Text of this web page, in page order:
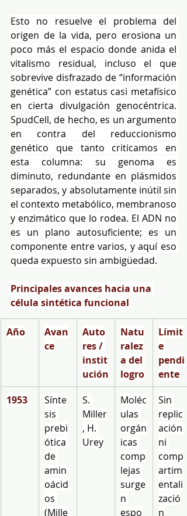
Esto no resuelve el problema del
origen de la vida, pero erosiona un
poco más el espacio donde anida el
vitalismo residual, incluso el que
sobrevive disfrazado de “información
genética” con estatus casi metafísico
en cierta divulgación genocéntrica.
SpudCell, de hecho, es un argumento
en contra del reduccionismo
genético que tanto criticamos en
esta columna: su genoma es
diminuto, redundante en plásmidos
separados, y absolutamente inútil sin
el contexto metabólico, membranoso
y enzimático que lo rodea. El ADN no
es un plano autosuficiente; es un
componente entre varios, y aquí eso
queda expuesto sin ambigüedad.
Principales avances hacia una
célula sintética funcional
Año
Avan
ce
Auto
res /
instit
ución
Natu
ralez
a del
logro
Límit
e
pendi
ente
1953
Sínte
sis
prebi
ótica
de
amin
oácid
os
(Mille
S.
Miller
, H.
Urey
Moléc
ulas
orgán
icas
comp
lejas
surge
n
espo
Sin
replic
ación
ni
comp
artim
entali
zació
n